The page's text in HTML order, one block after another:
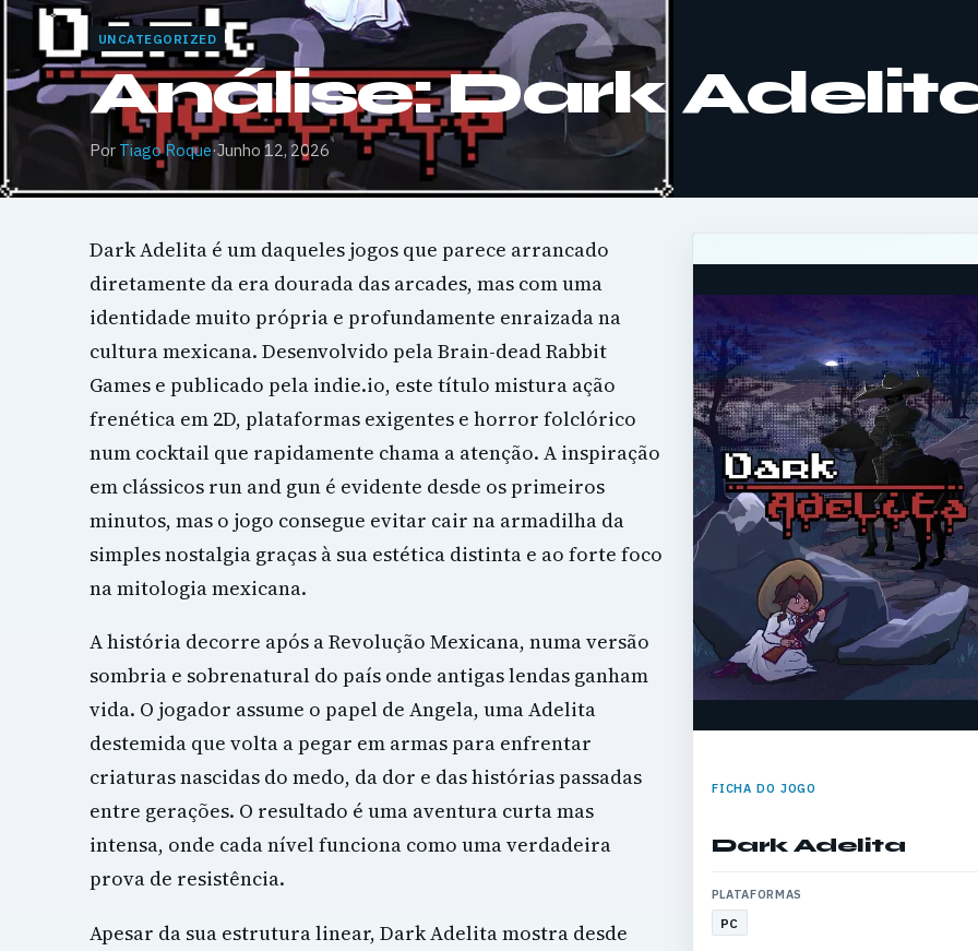
UNCATEGORIZED
Análise: Dark
Por Tiago Roque·Junho 12, 2026
FICHA DO JOGO
Dark Adelita
PLATAFORMAS
PC
Dark Adelita é um daqueles jogos que parece arrancado
diretamente da era dourada das arcades, mas com uma
identidade muito própria e profundamente enraizada na
cultura mexicana. Desenvolvido pela Brain-dead Rabbit
Games e publicado pela indie.io, este título mistura ação
frenética em 2D, plataformas exigentes e horror folclórico
num cocktail que rapidamente chama a atenção. A inspiração
em clássicos run and gun é evidente desde os primeiros
minutos, mas o jogo consegue evitar cair na armadilha da
simples nostalgia graças à sua estética distinta e ao forte foco
na mitologia mexicana.
A história decorre após a Revolução Mexicana, numa versão
sombria e sobrenatural do país onde antigas lendas ganham
vida. O jogador assume o papel de Angela, uma Adelita
destemida que volta a pegar em armas para enfrentar
criaturas nascidas do medo, da dor e das histórias passadas
entre gerações. O resultado é uma aventura curta mas
intensa, onde cada nível funciona como uma verdadeira
prova de resistência.
Apesar da sua estrutura linear, Dark Adelita mostra desde